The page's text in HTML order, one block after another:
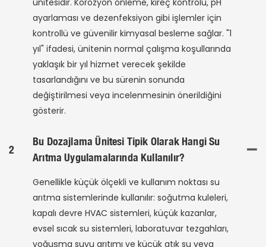
ünitesidir. Korozyon önleme, kireç kontrolü, pH
ayarlaması ve dezenfeksiyon gibi işlemler için
kontrollü ve güvenilir kimyasal besleme sağlar. "1
yıl" ifadesi, ünitenin normal çalışma koşullarında
yaklaşık bir yıl hizmet verecek şekilde
tasarlandığını ve bu sürenin sonunda
değiştirilmesi veya incelenmesinin önerildiğini
gösterir.
2
Bu Dozajlama Ünitesi Tipik Olarak Hangi Su
Arıtma Uygulamalarında Kullanılır?
Genellikle küçük ölçekli ve kullanım noktası su
arıtma sistemlerinde kullanılır: soğutma kuleleri,
kapalı devre HVAC sistemleri, küçük kazanlar,
evsel sıcak su sistemleri, laboratuvar tezgahları,
yoğuşma suyu arıtımı ve küçük atık su veya